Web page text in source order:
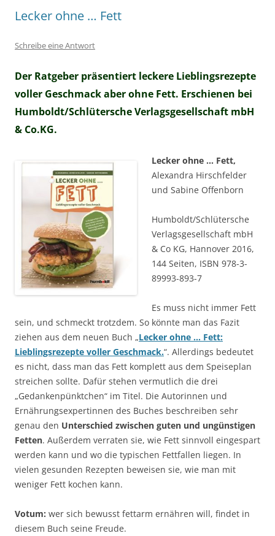
Lecker ohne … Fett
Schreibe eine Antwort
Der Ratgeber präsentiert leckere Lieblingsrezepte
voller Geschmack aber ohne Fett. Erschienen bei
Humboldt/Schlütersche Verlagsgesellschaft mbH
& Co.KG.
Lecker ohne … Fett,
Alexandra Hirschfelder
und Sabine Offenborn
Humboldt/Schlütersche
Verlagsgesellschaft mbH
& Co KG, Hannover 2016,
144 Seiten, ISBN 978-3-
89993-893-7
Es muss nicht immer Fett
sein, und schmeckt trotzdem. So könnte man das Fazit
ziehen aus dem neuen Buch „Lecker ohne … Fett:
Lieblingsrezepte voller Geschmack.“. Allerdings bedeutet
es nicht, dass man das Fett komplett aus dem Speiseplan
streichen sollte. Dafür stehen vermutlich die drei
„Gedankenpünktchen“ im Titel. Die Autorinnen und
Ernährungsexpertinnen des Buches beschreiben sehr
genau den Unterschied zwischen guten und ungünstigen
Fetten. Außerdem verraten sie, wie Fett sinnvoll eingespart
werden kann und wo die typischen Fettfallen liegen. In
vielen gesunden Rezepten beweisen sie, wie man mit
weniger Fett kochen kann.
Votum: wer sich bewusst fettarm ernähren will, findet in
diesem Buch seine Freude.